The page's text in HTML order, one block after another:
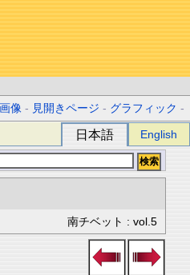
像 - 見開きページ - グラフィック -
日本語 English
南チベット : vol.5